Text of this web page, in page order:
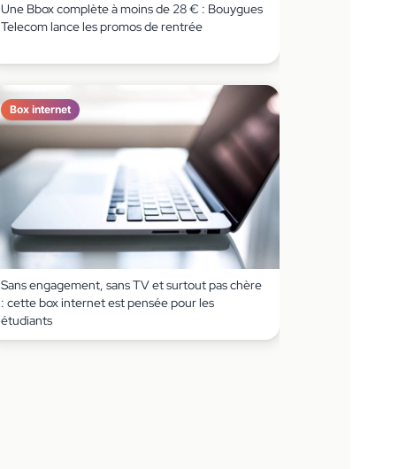
Une Bbox complète à moins de 28 € : Bouygues
Telecom lance les promos de rentrée
Box internet
Sans engagement, sans TV et surtout pas chère
: cette box internet est pensée pour les
étudiants